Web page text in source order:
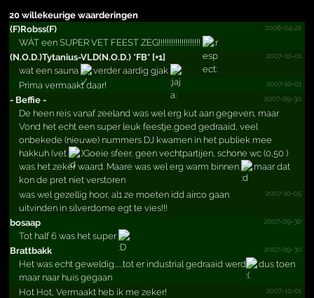
20 willekeurige waarderingen
(F)Robss(F)
2008-04-22
WÁT een SUPER VET FEEST ZEG!!!!!!!!!!!!!!!!!!!!
(N.­O.­D.­)Tytanius-VLD(N.­O.­D.­) *­FB*­ [+­1]
2007-10-01
wat een sauna verder aardig gjak
2007-10-01
Prima vermaakt daar!
- Beffie -
2007-09-30
De heen reis vanaf zeeland was wel erg kut aan gegeven, maar
Vond het echt een super leuk feestje,goed gedraaid, veel
onbekede (nieuwe) nummers DJ kwamen in het publiek mee
hakkuh (vet
)Goeie sfeer, geen vechtpartijen, schone wc (0,50 )
was het zeker waard. Maare was wel erg warm binnen
maar dat
kon de pret niet verstoren
2007-10-05
was wel gezellig hoor, al1 ze moeten idd airco gaan
uitvinden in silverdome egt te vies!!!
bosaap
2007-09-30
Tot half 6 was het super
Brattbakk
2007-09-30
Het was echt geweldig......tot er industrial gedraaid werd
dus toen
maar naar huis gegaan
2007-10-01
Hot Hot, Vermaakt heb ik me zeker!